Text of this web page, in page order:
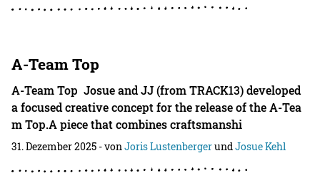
A-Team Top
A-Team Top Josue and JJ (from TRACK13) developed
a focused creative concept for the release of the A-Tea
m Top.A piece that combines craftsmanshi
31. Dezember 2025 - vonJoris LustenbergerundJosue Kehl